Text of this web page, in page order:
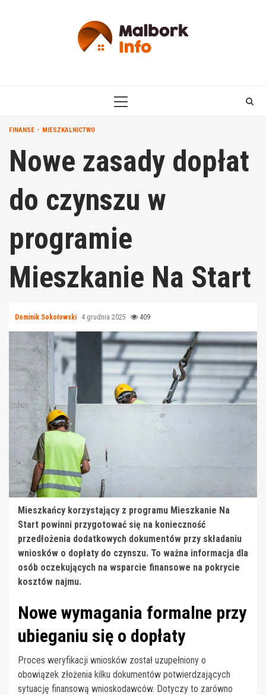
PRIMARY
FINANSE MIESZKALNICTWO
Nowe zasady dopłat
do czynszu w
programie
Mieszkanie Na Start
Dominik Sokołowski 4 grudnia 2025 409
Mieszkańcy korzystający z programu Mieszkanie Na
Start powinni przygotować się na konieczność
przedłożenia dodatkowych dokumentów przy składaniu
wniosków o dopłaty do czynszu. To ważna informacja dla
osób oczekujących na wsparcie finansowe na pokrycie
kosztów najmu.
Nowe wymagania formalne przy
ubieganiu się o dopłaty
Proces weryfikacji wniosków został uzupełniony o
obowiązek złożenia kilku dokumentów potwierdzających
sytuację finansową wnioskodawców. Dotyczy to zarówno